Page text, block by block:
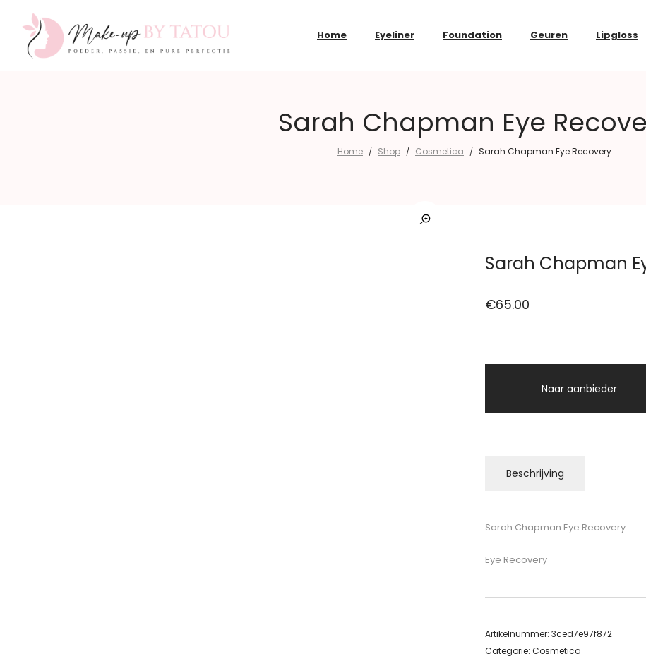
Home Eyeliner Foundation Geuren Lipgloss
Sarah Chapman Eye
Home / Shop / Cosmetica / Sarah Chapman Eye Recovery
Sarah Chapman
€65.00
Naar aanbieder
Beschrijving
Sarah Chapman Eye Recovery
Eye Recovery
Artikelnummer: 3ced7e97f872
Categorie: Cosmetica